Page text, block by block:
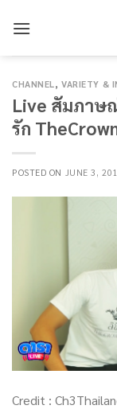
CHANNEL,VARIETY &
Live สัมภาษ
รัก
POSTED ON JUNE 3,
Credit :